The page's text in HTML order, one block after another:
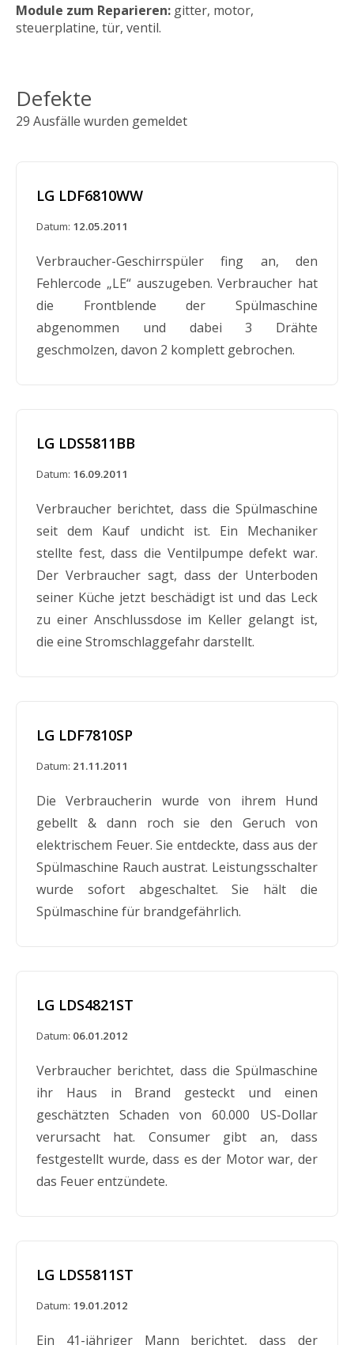
Module zum Reparieren: gitter, motor,
steuerplatine, tür, ventil.
Defekte
29 Ausfälle wurden gemeldet
LG LDF6810WW
Datum: 12.05.2011
Verbraucher-Geschirrspüler fing an, den
Fehlercode „LE“ auszugeben. Verbraucher hat
die Frontblende der Spülmaschine
abgenommen und dabei 3 Drähte
geschmolzen, davon 2 komplett gebrochen.
LG LDS5811BB
Datum: 16.09.2011
Verbraucher berichtet, dass die Spülmaschine
seit dem Kauf undicht ist. Ein Mechaniker
stellte fest, dass die Ventilpumpe defekt war.
Der Verbraucher sagt, dass der Unterboden
seiner Küche jetzt beschädigt ist und das Leck
zu einer Anschlussdose im Keller gelangt ist,
die eine Stromschlaggefahr darstellt.
LG LDF7810SP
Datum: 21.11.2011
Die Verbraucherin wurde von ihrem Hund
gebellt & dann roch sie den Geruch von
elektrischem Feuer. Sie entdeckte, dass aus der
Spülmaschine Rauch austrat. Leistungsschalter
wurde sofort abgeschaltet. Sie hält die
Spülmaschine für brandgefährlich.
LG LDS4821ST
Datum: 06.01.2012
Verbraucher berichtet, dass die Spülmaschine
ihr Haus in Brand gesteckt und einen
geschätzten Schaden von 60.000 US-Dollar
verursacht hat. Consumer gibt an, dass
festgestellt wurde, dass es der Motor war, der
das Feuer entzündete.
LG LDS5811ST
Datum: 19.01.2012
Ein 41-jähriger Mann berichtet, dass der